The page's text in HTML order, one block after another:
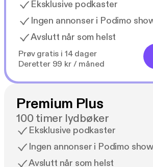
Eksklusive podkaster
Ingen annonser i Podimo
Avslutt når som helst
Prøv gratis i 14 dager
Deretter 99 kr / måned
Premium Plus
100 timer lydbøker
Eksklusive podkaster
Ingen annonser i Podimo
Avslutt når som helst